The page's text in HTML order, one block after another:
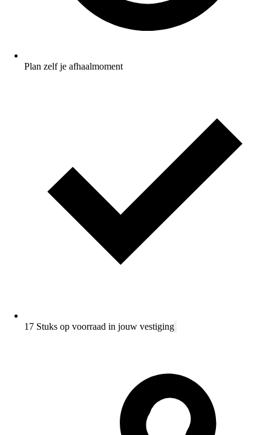
Plan zelf je afhaalmoment
17 Stuks op voorraad in jouw vestiging